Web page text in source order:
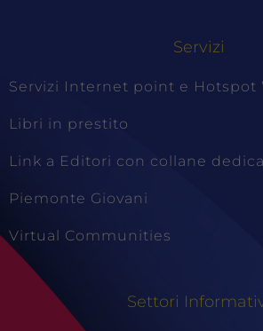
Servizi
Servizi Internet point e Hotspot
Libri in prestito
Link a Editori con collane
Piemonte Giovani
Virtual Communities
Settori